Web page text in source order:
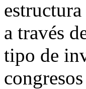
a través
tipo de